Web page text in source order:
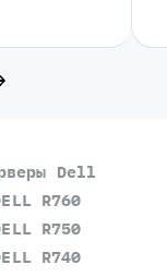
Dell
R760
R750
R740